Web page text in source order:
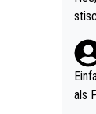
(in
als
nes
ttler
vV
als